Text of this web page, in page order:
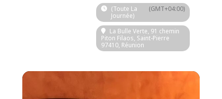
(Toute La
Journée)
(GMT+04:00)
La Bulle Verte, 91 chemin
Piton Filaos, Saint-Pierre
97410, Réunion